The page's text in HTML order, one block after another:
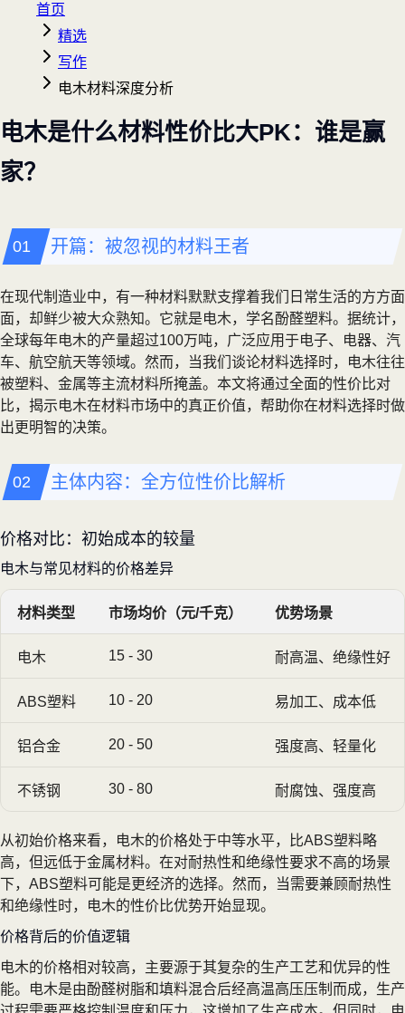
首页
精选
写作
电木材料深度分析
电木是什么材料性价比大PK：谁是赢
家？
开篇：被忽视的材料王者
在现代制造业中，有一种材料默默支撑着我们日常生活的方方面
面，却鲜少被大众熟知。它就是电木，学名酚醛塑料。据统计，
全球每年电木的产量超过100万吨，广泛应用于电子、电器、汽
车、航空航天等领域。然而，当我们谈论材料选择时，电木往往
被塑料、金属等主流材料所掩盖。本文将通过全面的性价比对
比，揭示电木在材料市场中的真正价值，帮助你在材料选择时做
出更明智的决策。
主体内容：全方位性价比解析
价格对比：初始成本的较量
电木与常见材料的价格差异
材料类型 市场均价（元/千克） 优势场景
电木 15 - 30 耐高温、绝缘性好
ABS塑料 10 - 20 易加工、成本低
铝合金 20 - 50 强度高、轻量化
不锈钢 30 - 80 耐腐蚀、强度高
从初始价格来看，电木的价格处于中等水平，比ABS塑料略
高，但远低于金属材料。在对耐热性和绝缘性要求不高的场景
下，ABS塑料可能是更经济的选择。然而，当需要兼顾耐热性
和绝缘性时，电木的性价比优势开始显现。
价格背后的价值逻辑
电木的价格相对较高，主要源于其复杂的生产工艺和优异的性
能。电木是由酚醛树脂和填料混合后经高温高压压制而成，生产